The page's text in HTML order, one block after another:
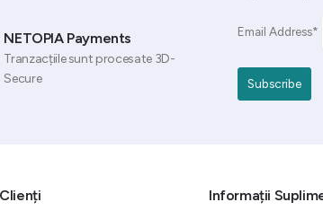
NETOPIA Payments
Tranzacțiile sunt procesate 3D-
Secure
Email Address*
Informații